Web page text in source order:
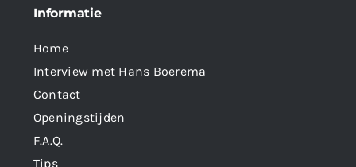
Informatie
Home
Interview met Hans Boerema
Contact
Openingstijden
F.A.Q.
Tips